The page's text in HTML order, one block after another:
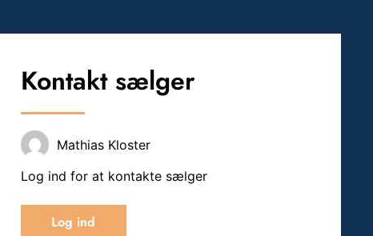
Kontakt sælger
Mathias Kloster
Log ind for at kontakte sælger
Log ind